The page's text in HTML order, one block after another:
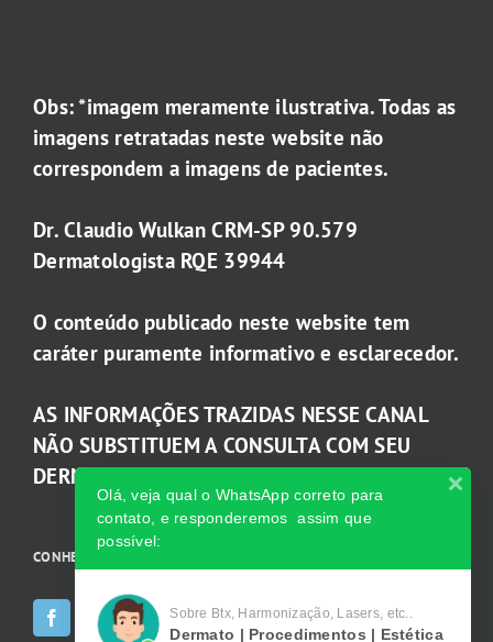
Obs: *imagem meramente ilustrativa. Todas as
imagens retratadas neste website não
correspondem a imagens de pacientes.
Dr. Claudio Wulkan CRM-SP 90.579
Dermatologista RQE 39944
O conteúdo publicado neste website tem
caráter puramente informativo e esclarecedor.
AS INFORMAÇÕES TRAZIDAS NESSE CANAL
NÃO SUBSTITUEM A CONSULTA COM SEU
DERMATOLOGISTA.
CONHEÇA AS INCRÍVEIS Redes Sociais da Clínica
Olá, veja qual o WhatsApp correto para
contato, e responderemos assim que
possível:
Sobre Btx, Harmonização, Lasers, etc..
Dermato | Procedimentos | Estética